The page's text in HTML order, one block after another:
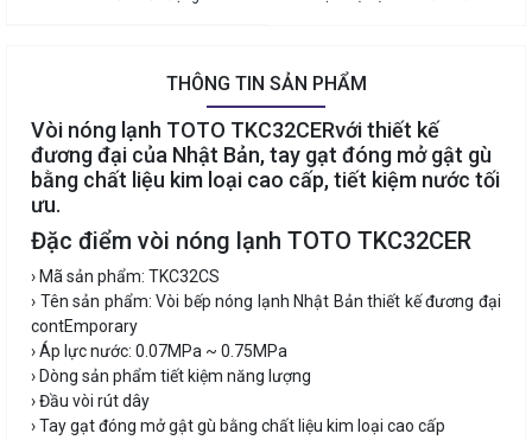
THÔNG TIN SẢN PHẨM
Vòi nóng lạnh TOTO TKC32CERvới thiết kế
đương đại của Nhật Bản, tay gạt đóng mở gật gù
bằng chất liệu kim loại cao cấp, tiết kiệm nước tối
ưu.
Đặc điểm vòi nóng lạnh TOTO TKC32CER
› Mã sản phẩm: TKC32CS
› Tên sản phẩm: Vòi bếp nóng lạnh Nhật Bản thiết kế đương đại
contEmporary
› Áp lực nước: 0.07MPa ~ 0.75MPa
› Dòng sản phẩm tiết kiệm năng lượng
› Đầu vòi rút dây
› Tay gạt đóng mở gật gù bằng chất liệu kim loại cao cấp